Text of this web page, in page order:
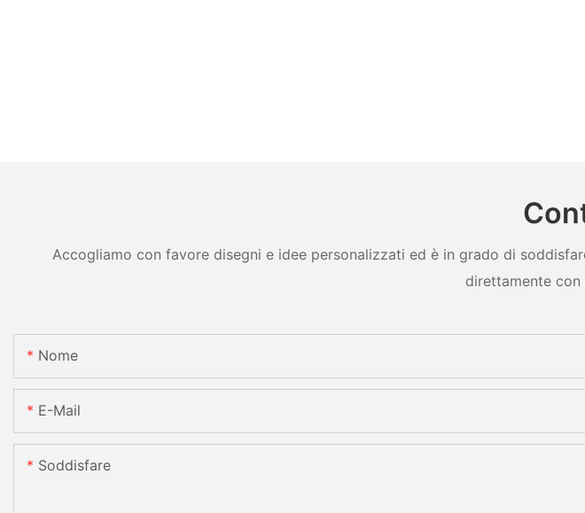
Accogliamo con favore disegni e idee personalizzati ed è in grado di
direttamente
Nome
E-Mail
Soddisfare